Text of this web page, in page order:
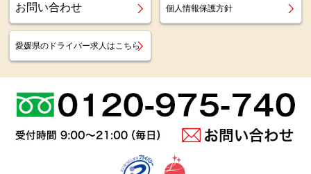
お問い合わせ 個人情報保護方針
愛媛県のドライバー求人はこちら